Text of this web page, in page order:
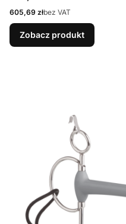
Cena
605,69 złbez VAT
Zobacz produkt